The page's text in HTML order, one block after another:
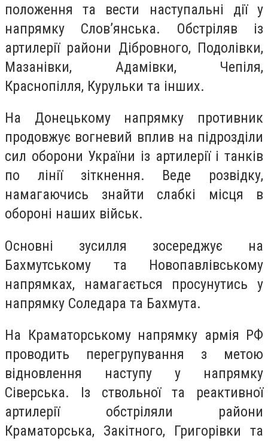
положення та вести наступальні дії у
напрямку Слов’янська. Обстріляв із
артилерії райони Дібровного, Подолівки,
Мазанівки, Адамівки, Чепіля,
Краснопілля, Курульки та інших.
На Донецькому напрямку противник
продовжує вогневий вплив на підрозділи
сил оборони України із артилерії і танків
по лінії зіткнення. Веде розвідку,
намагаючись знайти слабкі місця в
обороні наших військ.
Основні зусилля зосереджує на
Бахмутському та Новопавлівському
напрямках, намагається просунутись у
напрямку Соледара та Бахмута.
На Краматорському напрямку армія РФ
проводить перегрупування з метою
відновлення наступу у напрямку
Сіверська. Із ствольної та реактивної
артилерії обстріляли райони
Краматорська, Закітного, Григорівки та